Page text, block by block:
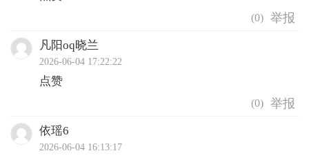
(0)
凡阳oq晓兰
2026-06-04 17:22:22
点赞
(0)
依瑶6
2026-06-04 16:13:17